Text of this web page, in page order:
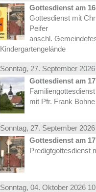
Gottesdienst am
Gottesdienst mit
Peifer
anschl.
Kindergartengelände
Sonntag, 27. September
Gottesdienst am
mit Pfr. Frank
Sonntag, 27. September
Gottesdienst am
Predigtgottesdienst
Sonntag, 04. Oktober 2026